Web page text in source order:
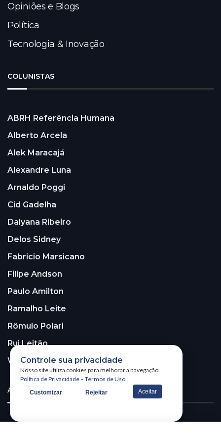
Opiniões e Blogs
Política
Tecnologia & Inovação
COLUNISTAS
ABRH Referência Humana
Alberto Arcela
Alek Maracajá
Alexandre Luna
Arnaldo Poggi
Cid Gadelha
Dalyana Ribeiro
Delos Sidney
Fabricio Marsicano
Filipe Andson
Paulo Amilton
Ramalho Leite
Rômulo Polari
Rui Leitão
Walter Santos
ASSINE A NOSSA NEWSLETTER!
Controle sua privacidade
Nosso site utiliza cookies para melhorar a navegação.
Política de Privacidade – Termos de Uso
Customizar Rejeitar Aceitar